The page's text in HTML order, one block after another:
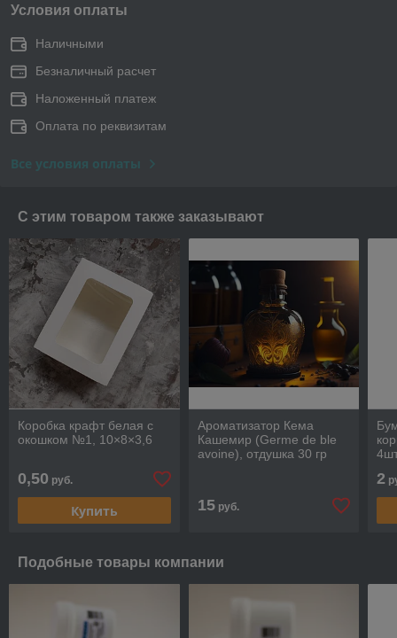
Условия оплаты
Наличными
Безналичный расчет
Наложенный платеж
Оплата по реквизитам
Все условия оплаты
С этим товаром также заказывают
Коробка крафт белая с
окошком №1, 10×8×3,6
0,50 руб.
Купить
Ароматизатор Кема
Кашемир (Germe de ble
avoine), отдушка 30 гр
15руб.
2
Подобные товары компании